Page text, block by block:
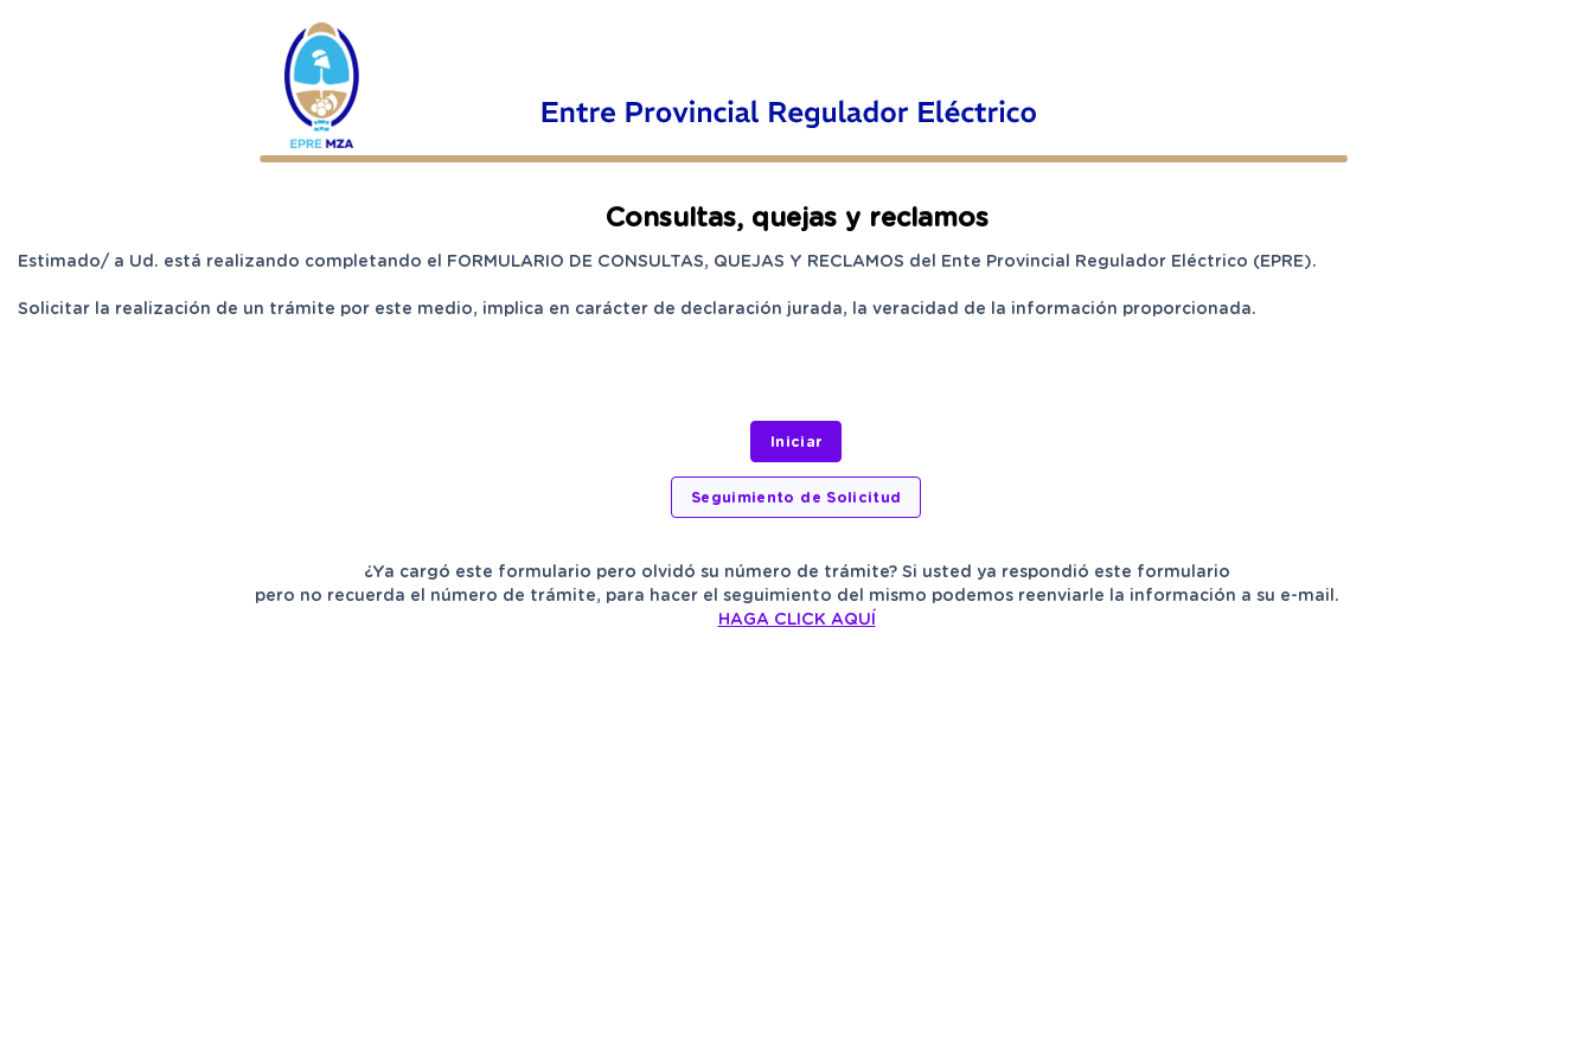
Consultas, quejas y reclamos
Estimado/ a Ud. está realizando completando el FORMULARIO DE CONSULTAS, QUEJAS Y RECLAMOS del Ente Provincial Regulador Eléctrico (EPRE).
Solicitar la realización de un trámite por este medio, implica en carácter de declaración jurada, la veracidad de la información proporcionada.
¿Ya cargó este formulario pero olvidó su número de trámite? Si usted ya respondió este formulario
pero no recuerda el número de trámite, para hacer el seguimiento del mismo podemos reenviarle la información a su e-mail.
HAGA CLICK AQUÍ